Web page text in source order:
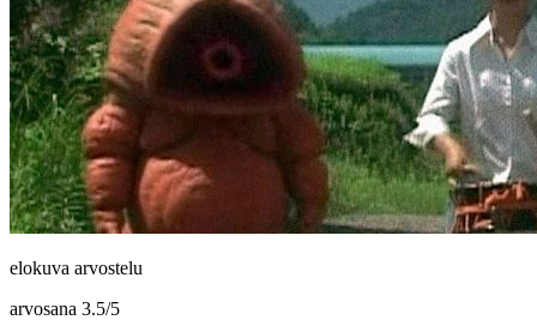
elokuva arvostelu
arvosana 3.5/5